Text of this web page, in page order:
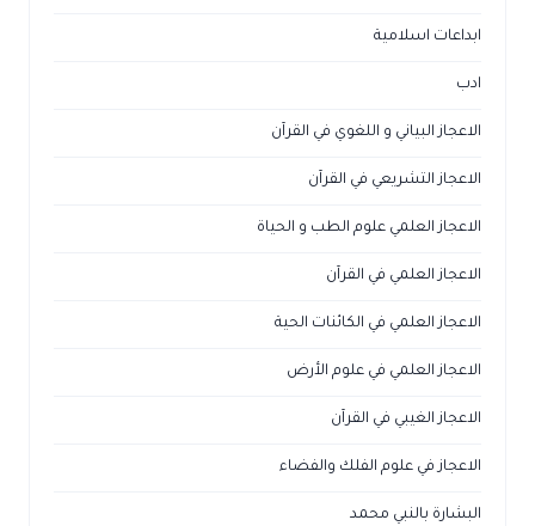
ابداعات اسلامية
ادب
الاعجاز البياني و اللغوي في القرآن
الاعجاز التشريعي في القرآن
الاعجاز العلمي علوم الطب و الحياة
الاعجاز العلمي في القرآن
الاعجاز العلمي في الكائنات الحية
الاعجاز العلمي في علوم الأرض
الاعجاز الغيبي في القرآن
الاعجاز في علوم الفلك والفضاء
البشارة بالنبي محمد